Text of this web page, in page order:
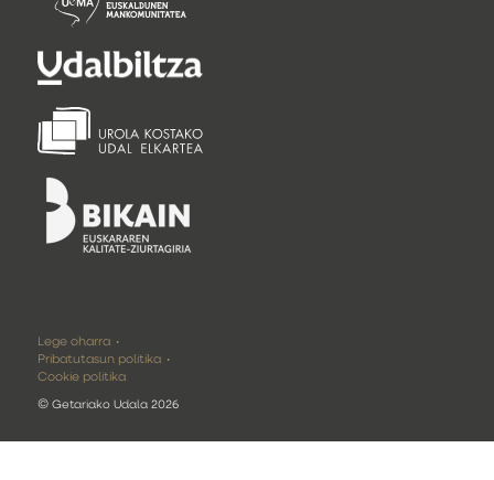
Lege oharra
Pribatutasun politika
Cookie politika
©Getariako Udala 2026